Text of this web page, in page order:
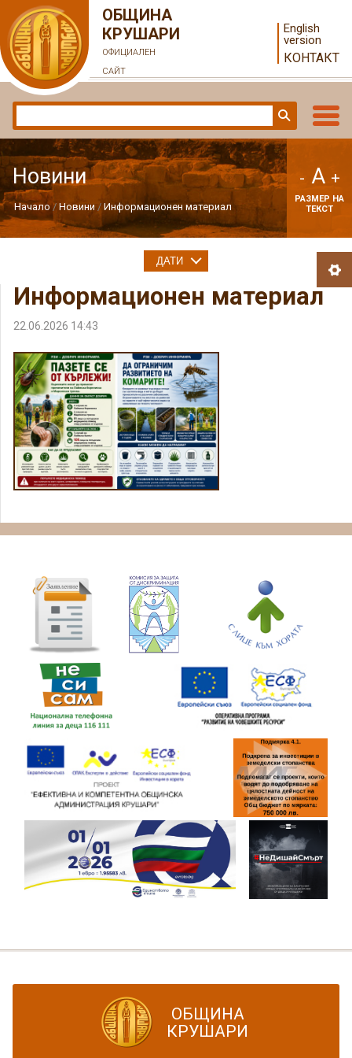
ОБЩИНА
КРУШАРИ
ОФИЦИАЛЕН
САЙТ
English
version
КОНТАКТ
Новини
Начало Новини Информационен материал
- A +
РАЗМЕР НА
ТЕКСТ
Информационен материал
22.06.2026 14:43
ДАТИ
ОБЩИНА
КРУШАРИ